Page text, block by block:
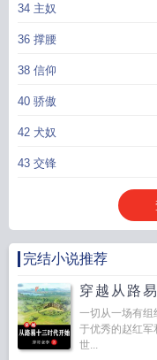
34 主奴
36 撑腰
38 信仰
40 骄傲
42 犬奴
43 交锋
完结小说推荐
穿越从路
一切从一场有
于优秀的赵红军
世...